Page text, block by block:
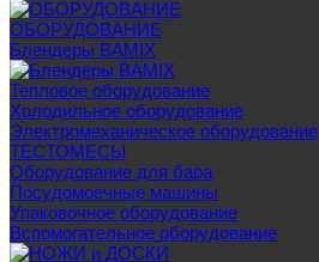
ОБОРУДОВАНИЕ
Блендеры BAMIX
Тепловое оборудование
Холодильное оборудование
Электромеханическое оборудование
ТЕСТОМЕСЫ
Оборудование для бара
Посудомоечные машины
Упаковочное оборудование
Вспомогательное оборудование